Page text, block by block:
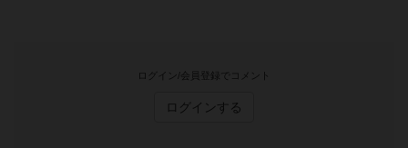
ログイン/会員登録でコメント
ログインする